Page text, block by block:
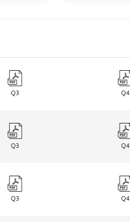
Q3 Q4
Q3 Q4
Q3 Q4